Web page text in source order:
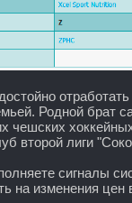
Родной брат
чешских
второй лиги
сигналы
на изменения